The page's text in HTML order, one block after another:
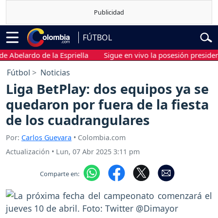
FÚTBOL
de la Espriella Sigue en vivo la posesión presidencial
Fútbol Noticias
Liga BetPlay: dos equipos ya se
quedaron por fuera de la fiesta
de los cuadrangulares
Por: Carlos Guevara • Colombia.com
Actualización • Lun, 07 Abr 2025 3:11 pm
Comparte en: